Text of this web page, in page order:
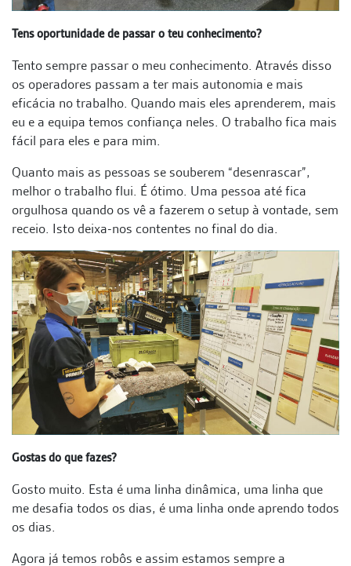
Tens oportunidade de passar o teu conhecimento?
Tento sempre passar o meu conhecimento. Através disso
os operadores passam a ter mais autonomia e mais
eficácia no trabalho. Quando mais eles aprenderem, mais
eu e a equipa temos confiança neles. O trabalho fica mais
fácil para eles e para mim.
Quanto mais as pessoas se souberem “desenrascar”,
melhor o trabalho flui. É ótimo. Uma pessoa até fica
orgulhosa quando os vê a fazerem o setup à vontade, sem
receio. Isto deixa-nos contentes no final do dia.
Gostas do que fazes?
Gosto muito. Esta é uma linha dinâmica, uma linha que
me desafia todos os dias, é uma linha onde aprendo todos
os dias.
Agora já temos robôs e assim estamos sempre a